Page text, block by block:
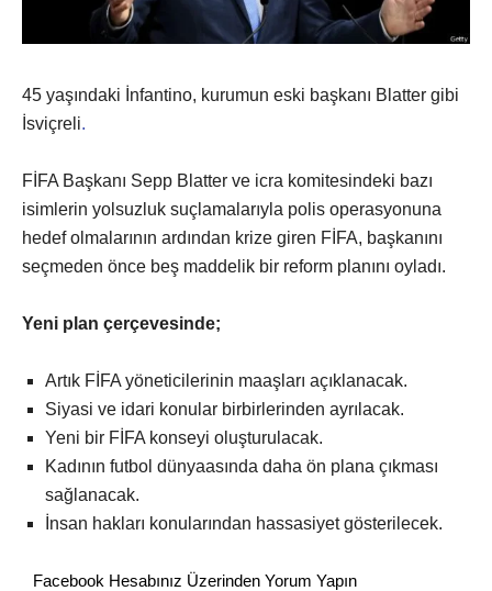
45 yaşındaki İnfantino, kurumun eski başkanı Blatter gibi
İsviçreli.
FİFA Başkanı Sepp Blatter ve icra komitesindeki bazı
isimlerin yolsuzluk suçlamalarıyla polis operasyonuna
hedef olmalarının ardından krize giren FİFA, başkanını
seçmeden önce beş maddelik bir reform planını oyladı.
Yeni plan çerçevesinde;
Artık FİFA yöneticilerinin maaşları açıklanacak.
Siyasi ve idari konular birbirlerinden ayrılacak.
Yeni bir FİFA konseyi oluşturulacak.
Kadının futbol dünyaasında daha ön plana çıkması
sağlanacak.
İnsan hakları konularından hassasiyet gösterilecek.
Facebook Hesabınız Üzerinden Yorum Yapın